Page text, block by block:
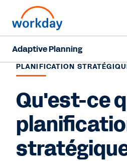
Adaptive Planning
Aperçu
Capacités d'IA
Fonctionnalités
Avantages
PLANIFICATION
Qu'est-ce